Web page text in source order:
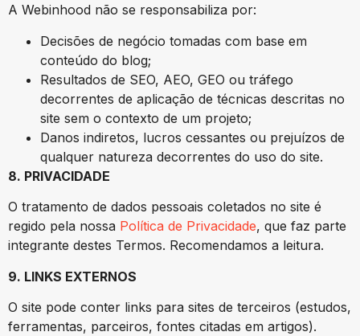
A Webinhood não se responsabiliza por:
Decisões de negócio tomadas com base em
conteúdo do blog;
Resultados de SEO, AEO, GEO ou tráfego
decorrentes de aplicação de técnicas descritas no
site sem o contexto de um projeto;
Danos indiretos, lucros cessantes ou prejuízos de
qualquer natureza decorrentes do uso do site.
8. PRIVACIDADE
O tratamento de dados pessoais coletados no site é
regido pela nossa Política de Privacidade, que faz parte
integrante destes Termos. Recomendamos a leitura.
9. LINKS EXTERNOS
O site pode conter links para sites de terceiros (estudos,
ferramentas, parceiros, fontes citadas em artigos).